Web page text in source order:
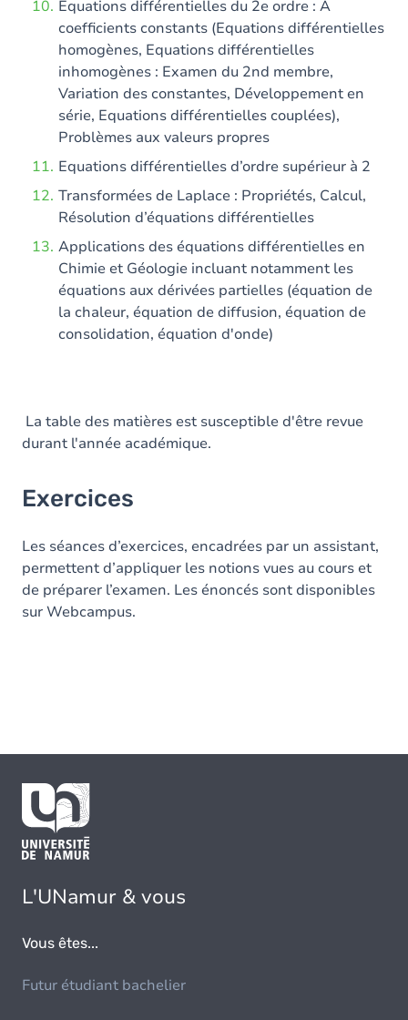
Equations différentielles du 2e ordre : A
coefficients constants (Equations différentielles
homogènes, Equations différentielles
inhomogènes : Examen du 2nd membre,
Variation des constantes, Développement en
série, Equations différentielles couplées),
Problèmes aux valeurs propres
Equations différentielles d’ordre supérieur à 2
Transformées de Laplace : Propriétés, Calcul,
Résolution d’équations différentielles
Applications des équations différentielles en
Chimie et Géologie incluant notamment les
équations aux dérivées partielles (équation de
la chaleur, équation de diffusion, équation de
consolidation, équation d'onde)
La table des matières est susceptible d'être revue
durant l'année académique.
Exercices
Les séances d’exercices, encadrées par un assistant,
permettent d’appliquer les notions vues au cours et
de préparer l’examen. Les énoncés sont disponibles
sur Webcampus.
L'UNamur & vous
Vous êtes...
Futur étudiant bachelier